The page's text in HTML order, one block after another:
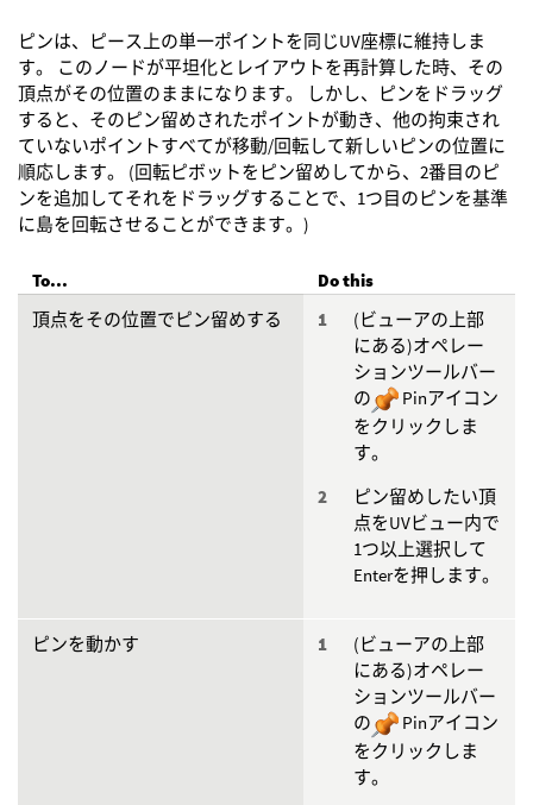
ピンは、ピース上の単一ポイントを同じUV座標に維持しま
す。 このノードが平坦化とレイアウトを再計算した時、その
頂点がその位置のままになります。 しかし、ピンをドラッグ
すると、そのピン留めされたポイントが動き、他の拘束され
ていないポイントすべてが移動/回転して新しいピンの位置に
順応します。 (回転ピボットをピン留めしてから、2番目のピ
ンを追加してそれをドラッグすることで、1つ目のピンを基準
に島を回転させることができます。)
To...
Do this
頂点をその位置でピン留めする
(ビューアの上部
にある)オペレー
ションツールバー
の
Pinアイコン
をクリックしま
す。
ピン留めしたい頂
点をUVビュー内で
1つ以上選択して
Enterを押します。
ピンを動かす
(ビューアの上部
にある)オペレー
ションツールバー
の
Pinアイコン
をクリックしま
す。